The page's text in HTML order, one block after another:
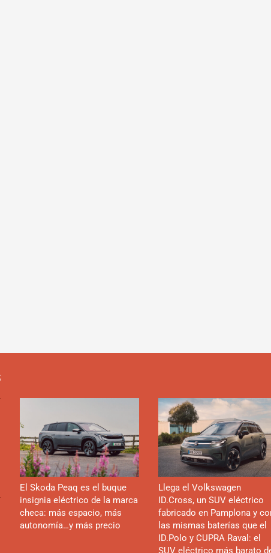
El Skoda Peaq es el buque
insignia eléctrico de la marca
checa: más espacio, más
autonomía…y más precio
Llega el Volkswagen
ID.Cross, un SUV eléctrico
fabricado en Pamplona y
las mismas baterías que el
ID.Polo y CUPRA Raval: el
SUV eléctrico más barato